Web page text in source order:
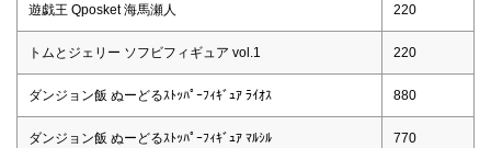
遊戯王 Qposket 海馬瀬人 220
トムとジェリー ソフビフィギュア vol.1 220
ダンジョン飯 ぬーどるｽﾄｯﾊﾟｰﾌｨｷﾞｭｱ ﾗｲｵｽ 880
ダンジョン飯 ぬーどるｽﾄｯﾊﾟｰﾌｨｷﾞｭｱ ﾏﾙｼﾙ 770